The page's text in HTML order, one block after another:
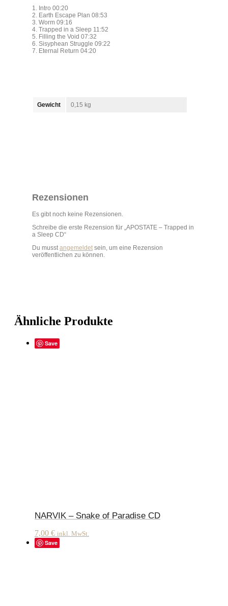
1. Intro 00:20
2. Earth Escape Plan 08:53
3. Worm 09:16
4. Trapped in a Sleep 11:52
5. Filling the Void 07:32
6. Sisyphean Struggle 09:22
7. Eternal Return 04:20
Gewicht 0,15 kg
Rezensionen
Es gibt noch keine Rezensionen.
Schreibe die erste Rezension für „APOSTATE – Trapped in
a Sleep CD“
Du musstangemeldetsein, um eine Rezension
veröffentlichen zu können.
Ähnliche Produkte
Save
NARVIK – Snake of Paradise CD
7,00 € inkl. MwSt.
Save